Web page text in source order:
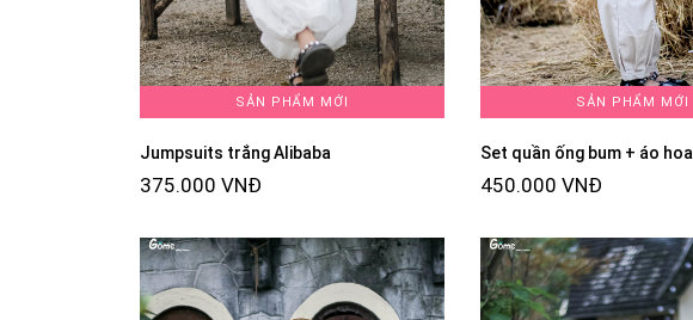
SẢN PHẨM MỚI
Jumpsuits trắng Alibaba
375.000 VNĐ
SẢN PHẨM MỚI
Set quần ống bum + áo hoa
450.000 VNĐ